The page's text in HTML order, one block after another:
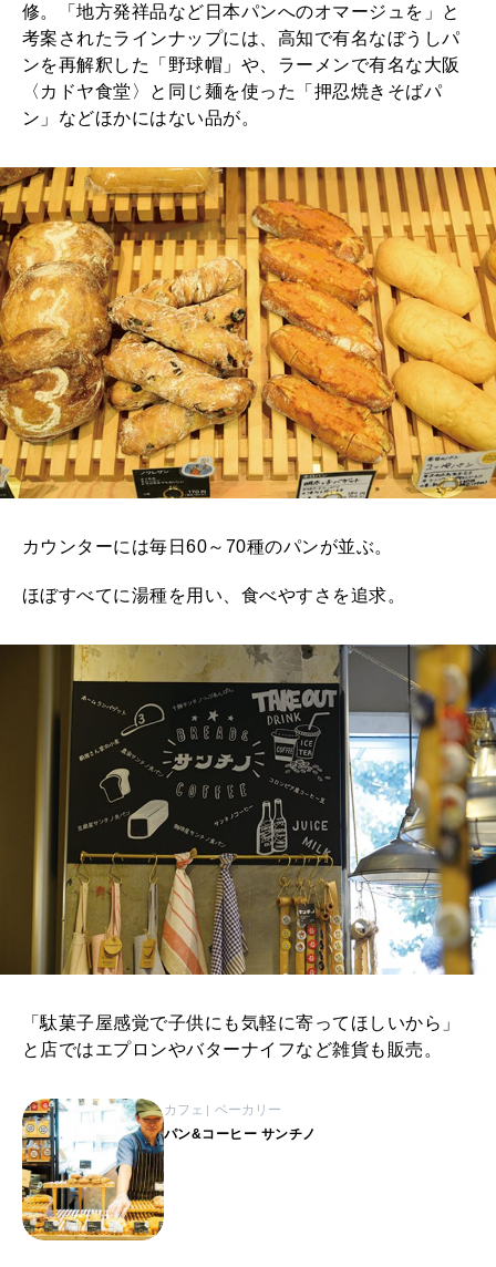
修。「地方発祥品など日本パンへのオマージュを」と
考案されたラインナップには、高知で有名なぼうしパ
ンを再解釈した「野球帽」や、ラーメンで有名な大阪
〈カドヤ食堂〉と同じ麺を使った「押忍焼きそばパ
ン」などほかにはない品が。
カウンターには毎日60～70種のパンが並ぶ。
ほぼすべてに湯種を用い、食べやすさを追求。
「駄菓子屋感覚で子供にも気軽に寄ってほしいから」
と店ではエプロンやバターナイフなど雑貨も販売。
カフェ ベーカリー
パン&コーヒー サンチノ